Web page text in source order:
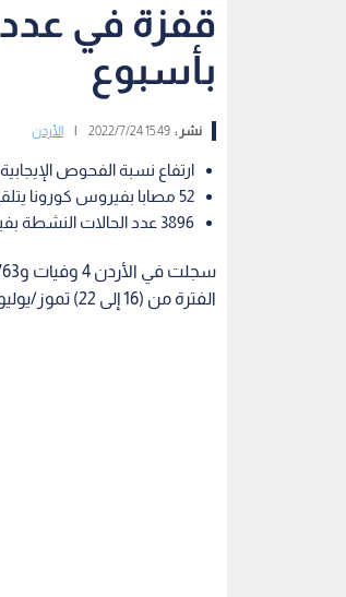
قفزة في عدد
بأسبوع
نشر :15:49 2022/7/24 الأردن
ارتفاع نسبة الفحوص الإيجابية في
52 مصابا بفيروس كورونا يتلقون العلاج في المستشفيات
3896 عدد الحالات النشطة بفيروس كورونا في الأردن
الفترة من (16 إلى 22) تموز/يوليو الجاري.